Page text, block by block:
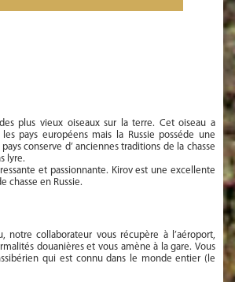
plus vieux oiseaux sur la terre. Cet oiseau a
pays européens mais la Russie posséde une
conserve d’ anciennes traditions de la chasse
lyre.
et passionnante. Kirov est une excellente
chasse en Russie.
notre collaborateur vous récupère à l’aéroport,
douanières et vous amène à la gare. Vous
qui est connu dans le monde entier (le